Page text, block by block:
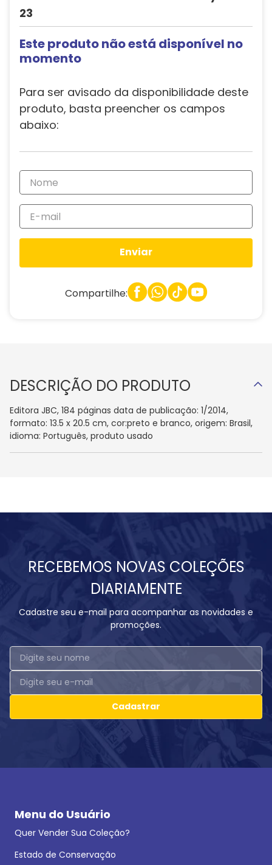
23
Este produto não está disponível no
momento
Para ser avisado da disponibilidade deste
produto, basta preencher os campos
abaixo:
Enviar
Compartilhe:
DESCRIÇÃO DO PRODUTO
Editora JBC, 184 páginas data de publicação: 1/2014,
formato: 13.5 x 20.5 cm, cor:preto e branco, origem: Brasil,
idioma: Português, produto usado
RECEBEMOS NOVAS COLEÇÕES
DIARIAMENTE
Cadastre seu e-mail para acompanhar as novidades e
promoções.
Cadastrar
Menu do Usuário
Quer Vender Sua Coleção?
Estado de Conservação